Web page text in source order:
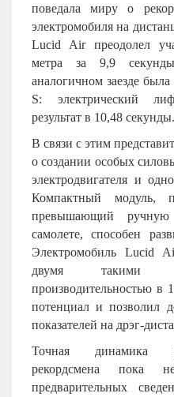
поведала миру о
электромобиля на
Lucid Air преодолел
метра за 9,9
аналогичном заезде
S: электрический
результат в 10,48 секунды.
В связи с этим
о создании особых
электродвигателя и
Компактный модуль,
превышающий
самолете, способен
Электромобиль Lucid
двумя такими
производительностью в
потенциал и позволил
показателей на дрэг-
Точная динамика
рекордсмена пока
предварительных